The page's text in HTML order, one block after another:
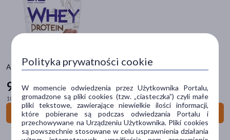
ALE Whey Protein Chocolate Flavor, proszek, 600 g
99 99 zł
100 g = 16,67 zł
Do koszyka
4Lacti (1)
ALE(60)
Typ produktu
Środki spożywcze(11)
Kosmetyk(1)
Polityka prywatności cookie
W momencie odwiedzenia przez Użytkownika Portalu,
gromadzone są pliki cookies (tzw. „ciasteczka”) czyli małe
pliki tekstowe, zawierające niewielkie ilości informacji,
które pobierane są podczas odwiedzania Portalu i
przechowywane na Urządzeniu Użytkownika. Pliki cookies
są powszechnie stosowane w celu usprawnienia działania